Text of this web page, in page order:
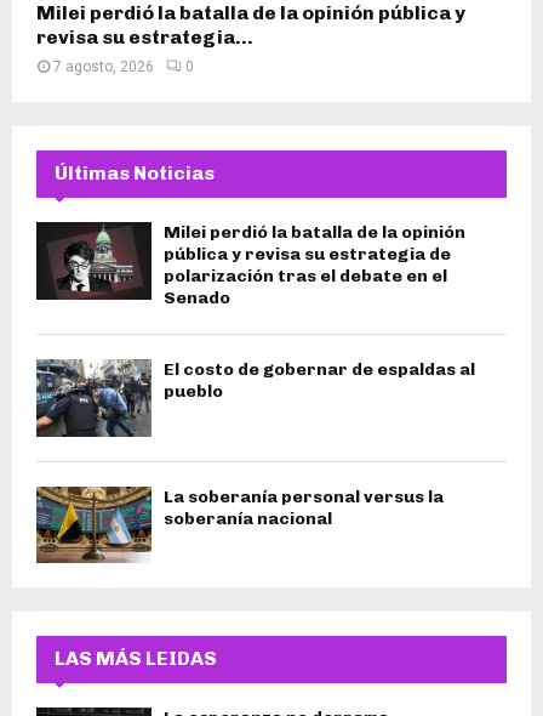
Milei perdió la batalla de la opinión pública y
revisa su estrategia...
7 agosto, 2026 0
Últimas Noticias
Milei perdió la batalla de la opinión
pública y revisa su estrategia de
polarización tras el debate en el
Senado
El costo de gobernar de espaldas al
pueblo
La soberanía personal versus la
soberanía nacional
LAS MÁS LEIDAS